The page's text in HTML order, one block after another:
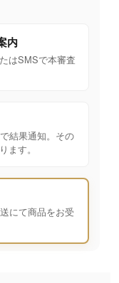
内
はSMSで本審査
結果通知。その
ます。
にて商品をお受